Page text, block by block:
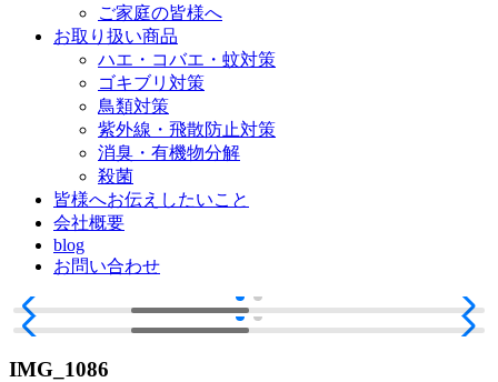
ご家庭の皆様へ
お取り扱い商品
ハエ・コバエ・蚊対策
ゴキブリ対策
鳥類対策
紫外線・飛散防止対策
消臭・有機物分解
殺菌
皆様へお伝えしたいこと
会社概要
blog
お問い合わせ
IMG_1086